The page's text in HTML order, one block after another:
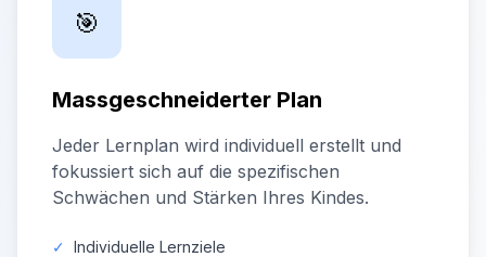
🎯
Massgeschneiderter Plan
Jeder Lernplan wird individuell erstellt und
fokussiert sich auf die spezifischen
Schwächen und Stärken Ihres Kindes.
✓ Individuelle Lernziele